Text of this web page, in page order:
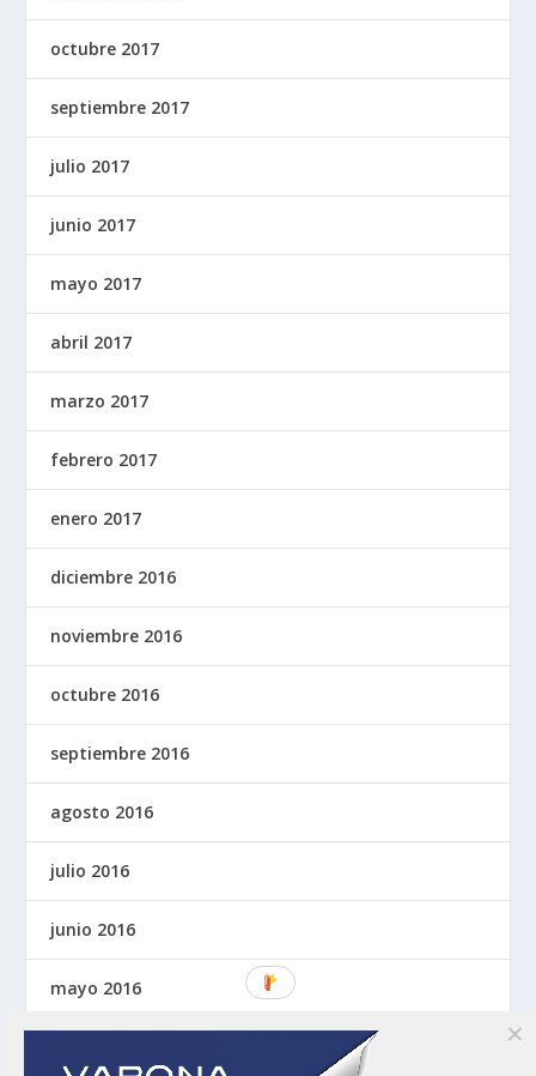
octubre 2017
septiembre 2017
julio 2017
junio 2017
mayo 2017
abril 2017
marzo 2017
febrero 2017
enero 2017
diciembre 2016
noviembre 2016
octubre 2016
septiembre 2016
agosto 2016
julio 2016
junio 2016
mayo 2016